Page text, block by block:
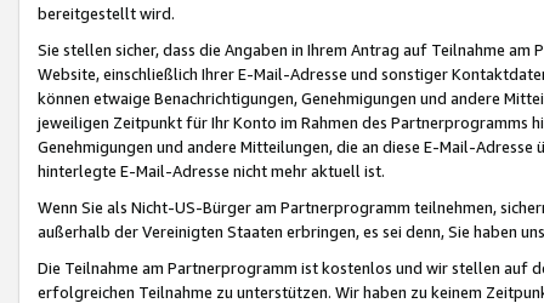
bereitgestellt wird.
Sie stellen sicher, dass die Angaben in Ihrem Antrag auf Teilnahme
Website, einschließlich Ihrer E-Mail-Adresse und sonstiger
können etwaige Benachrichtigungen, Genehmigungen und andere
jeweiligen Zeitpunkt für Ihr Konto im Rahmen des Partnerprogramms
Genehmigungen und andere Mitteilungen, die an diese E-Mail-
hinterlegte E-Mail-Adresse nicht mehr aktuell ist.
Wenn Sie als Nicht-US-Bürger am Partnerprogramm teilnehmen,
außerhalb der Vereinigten Staaten erbringen, es sei denn, Sie haben
Die Teilnahme am Partnerprogramm ist kostenlos und wir stellen auf
erfolgreichen Teilnahme zu unterstützen. Wir haben zu keinem